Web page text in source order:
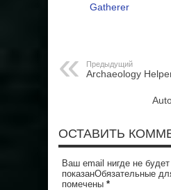
Gatherer
Предыдущий
Archaeology
ОСТАВИТЬ
Ваш email нигде не будет
показанОбязательные
помечены *